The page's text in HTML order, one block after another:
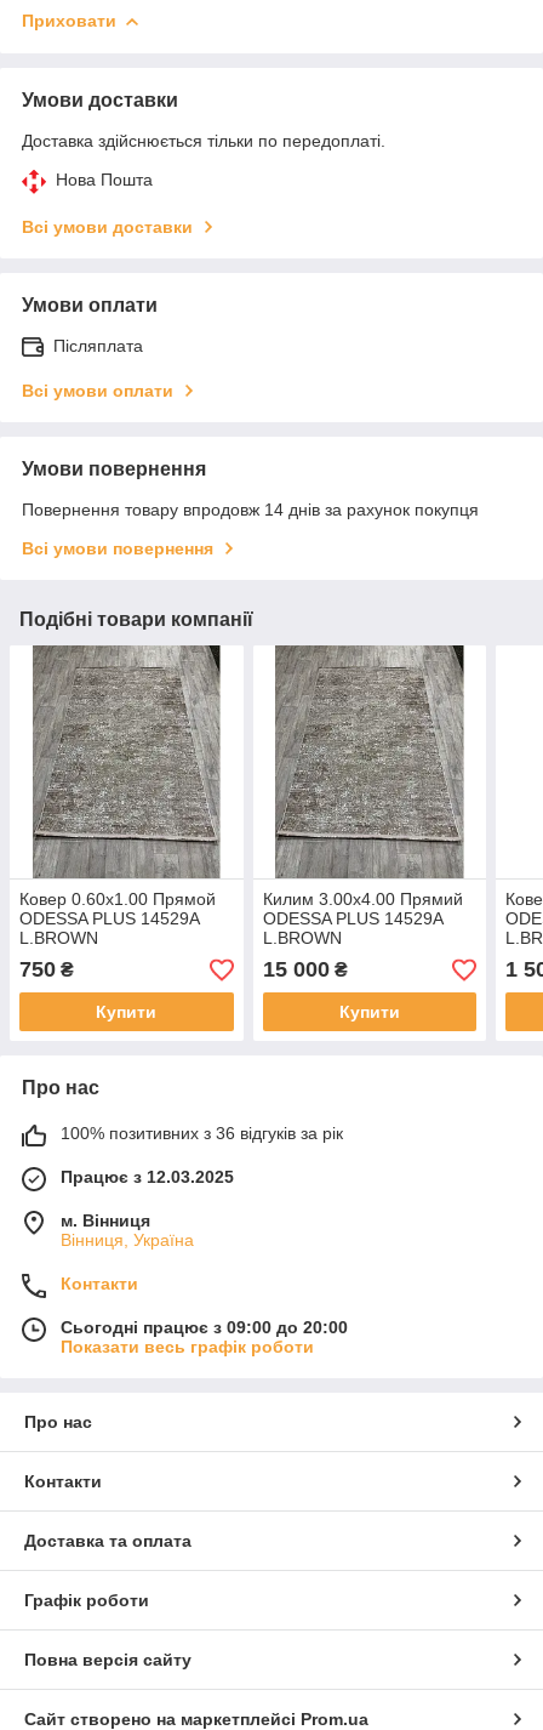
Приховати
Умови доставки
Доставка здійснюється тільки по передоплаті.
Нова Пошта
Всі умови доставки
Умови оплати
Післяплата
Всі умови оплати
Умови повернення
Повернення товару впродовж 14 днів за рахунок покупця
Всі умови повернення
Подібні товари компанії
Ковер 0.60х1.00 Прямой
ODESSA PLUS 14529A
L.BROWN
750 ₴
Купити
Килим 3.00х4.00 Прямий
ODESSA PLUS 14529A
L.BROWN
15 000₴
Купити
1
Про нас
100% позитивних з 36 відгуків за рік
Працює з 12.03.2025
м. Вінниця
Вінниця, Україна
Контакти
Сьогодні працює з 09:00 до 20:00
Показати весь графік роботи
Про нас
Контакти
Доставка та оплата
Графік роботи
Повна версія сайту
Сайт створено на маркетплейсі Prom.ua